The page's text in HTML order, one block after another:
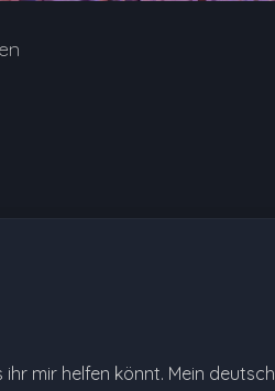
mir helfen könnt. Mein